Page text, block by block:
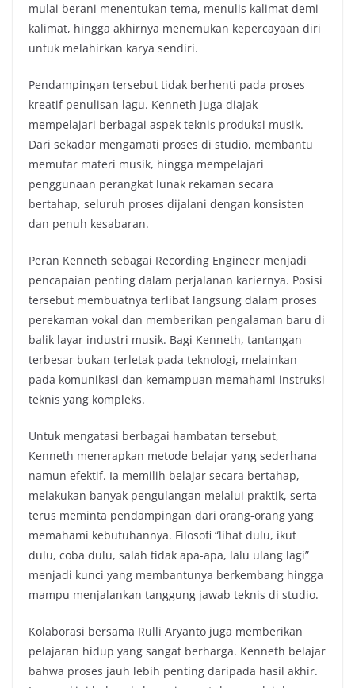
mulai berani menentukan tema, menulis kalimat demi
kalimat, hingga akhirnya menemukan kepercayaan diri
untuk melahirkan karya sendiri.
Pendampingan tersebut tidak berhenti pada proses
kreatif penulisan lagu. Kenneth juga diajak
mempelajari berbagai aspek teknis produksi musik.
Dari sekadar mengamati proses di studio, membantu
memutar materi musik, hingga mempelajari
penggunaan perangkat lunak rekaman secara
bertahap, seluruh proses dijalani dengan konsisten
dan penuh kesabaran.
Peran Kenneth sebagai Recording Engineer menjadi
pencapaian penting dalam perjalanan kariernya. Posisi
tersebut membuatnya terlibat langsung dalam proses
perekaman vokal dan memberikan pengalaman baru di
balik layar industri musik. Bagi Kenneth, tantangan
terbesar bukan terletak pada teknologi, melainkan
pada komunikasi dan kemampuan memahami instruksi
teknis yang kompleks.
Untuk mengatasi berbagai hambatan tersebut,
Kenneth menerapkan metode belajar yang sederhana
namun efektif. Ia memilih belajar secara bertahap,
melakukan banyak pengulangan melalui praktik, serta
terus meminta pendampingan dari orang-orang yang
memahami kebutuhannya. Filosofi “lihat dulu, ikut
dulu, coba dulu, salah tidak apa-apa, lalu ulang lagi”
menjadi kunci yang membantunya berkembang hingga
mampu menjalankan tanggung jawab teknis di studio.
Kolaborasi bersama Rulli Aryanto juga memberikan
pelajaran hidup yang sangat berharga. Kenneth belajar
bahwa proses jauh lebih penting daripada hasil akhir.